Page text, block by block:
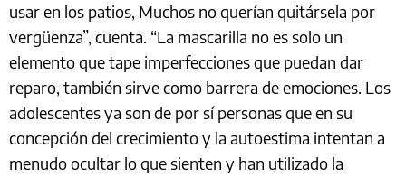
usar en los patios, Muchos no querían quitársela por
vergüenza”, cuenta. “La mascarilla no es solo un
elemento que tape imperfecciones que puedan dar
reparo, también sirve como barrera de emociones. Los
adolescentes ya son de por sí personas que en su
concepción del crecimiento y la autoestima intentan a
menudo ocultar lo que sienten y han utilizado la